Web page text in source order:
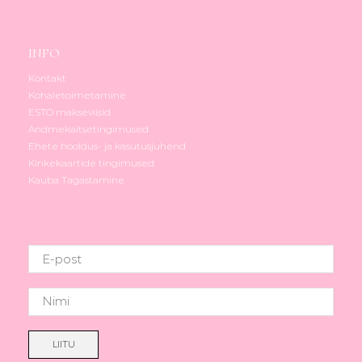
INFO
Kontakt
Kohaletoimetamine
ESTO makseviisid
Andmekaitsetingimused
Ehete hooldus- ja kasutusjuhend
Kinkekaartide tingimused
Kauba Tagastamine
LIITU